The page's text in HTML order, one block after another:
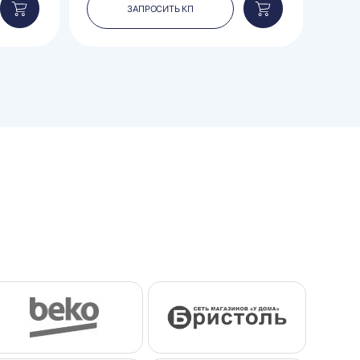
Добавить
в
ЗАПРОСИТЬ КП
Добавить
в